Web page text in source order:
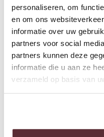
personaliseren, om
en om ons
informatie over uw
partners voor social
partners kunnen deze
informatie die u aan ze
verzameld op basis van
met velling
BEKIJK OOK